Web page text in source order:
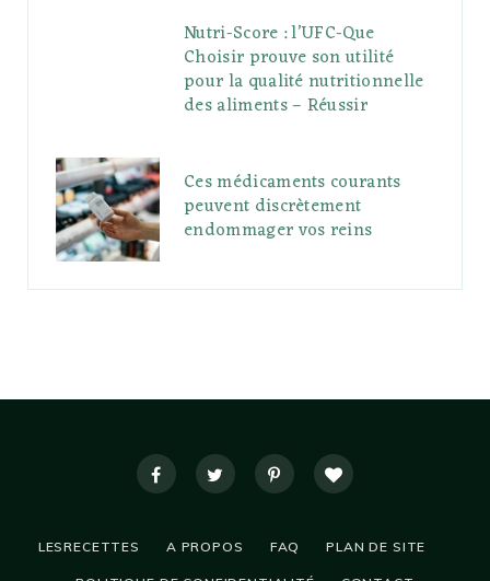
Nutri-Score : l’UFC-Que
Choisir prouve son utilité
pour la qualité nutritionnelle
des aliments – Réussir
Ces médicaments courants
peuvent discrètement
endommager vos reins
LESRECETTES A PROPOS FAQ PLAN DE SITE